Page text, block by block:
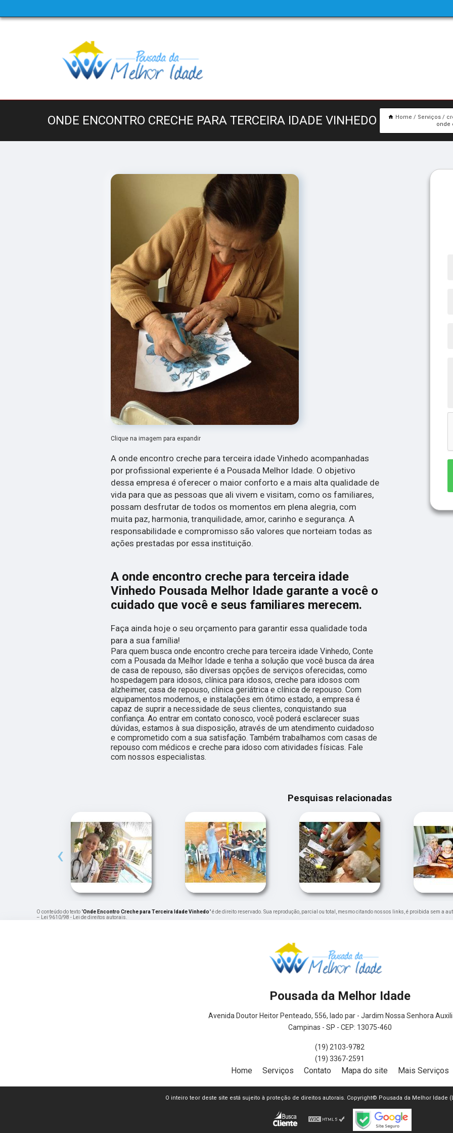
ONDE ENCONTRO CRECHE PARA TERCEIRA IDADE VINHEDO Home Serviços
onde
Clique na imagem para expandir
A onde encontro creche para terceira idade Vinhedo acompanhadas
por profissional experiente é a Pousada Melhor Idade. O objetivo
dessa empresa é oferecer o maior conforto e a mais alta qualidade de
vida para que as pessoas que ali vivem e visitam, como os familiares,
possam desfrutar de todos os momentos em plena alegria, com
muita paz, harmonia, tranquilidade, amor, carinho e segurança. A
responsabilidade e compromisso são valores que norteiam todas as
ações prestadas por essa instituição.
A onde encontro creche para terceira idade
Vinhedo Pousada Melhor Idade garante a você o
cuidado que você e seus familiares merecem.
Faça ainda hoje o seu orçamento para garantir essa qualidade toda
para a sua família!
Para quem busca onde encontro creche para terceira idade Vinhedo, Conte
com a Pousada da Melhor Idade e tenha a solução que você busca da área
de casa de repouso, são diversas opções de serviços oferecidas, como
hospedagem para idosos, clínica para idosos, creche para idosos com
alzheimer, casa de repouso, clínica geriátrica e clínica de repouso. Com
equipamentos modernos, e instalações em ótimo estado, a empresa é
capaz de suprir a necessidade de seus clientes, conquistando sua
confiança. Ao entrar em contato conosco, você poderá esclarecer suas
dúvidas, estamos à sua disposição, através de um atendimento cuidadoso
e comprometido com a sua satisfação. Também trabalhamos com casas de
repouso com médicos e creche para idoso com atividades físicas. Fale
com nossos especialistas.
Pesquisas relacionadas
‹
O conteúdo do texto "Onde Encontro Creche para Terceira Idade Vinhedo" é de direito reservado. Sua reprodução, parcial ou total, mesmo citando nossos links, é proibida sem a
– Lei 9610/98 - Lei de direitos autorais.
Pousada da Melhor Idade
Avenida Doutor Heitor Penteado, 556, lado par - Jardim Nossa Senhora
Campinas - SP - CEP: 13075-460
(19) 2103-9782
(19) 3367-2591
Home Serviços Contato Mapa do site Mais Serviços
O inteiro teor deste site está sujeito à proteção de direitos autorais. Copyright© Pousada da Melhor Idade